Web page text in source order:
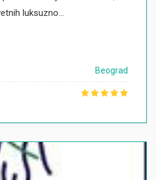
luksuzno…
Beograd